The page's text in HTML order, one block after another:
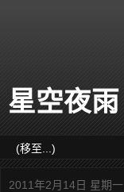
星空夜
2011年2月14日 星期一